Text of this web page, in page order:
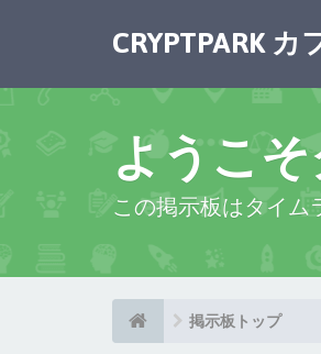
CRYPTPARK カ
ようこ
この掲示板はタイム
掲示板トップ